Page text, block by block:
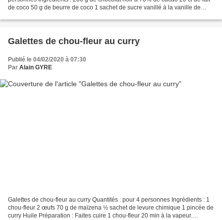
de coco 50 g de beurre de coco 1 sachet de sucre vanillé à la vanille de
Galettes de chou-fleur au curry
Publié le 04/02/2020 à 07:30
Par Alain GYRE
Galettes de chou-fleur au curry Quantités : pour 4 personnes Ingrédients : 1
chou-fleur 2 œufs 70 g de maïzena ½ sachet de levure chimique 1 pincée de
curry Huile Préparation : Faites cuire 1 chou-fleur 20 min à la vapeur.